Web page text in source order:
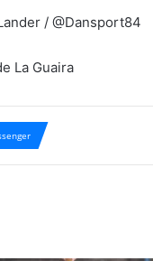
/ @Dansport84
La Guaira